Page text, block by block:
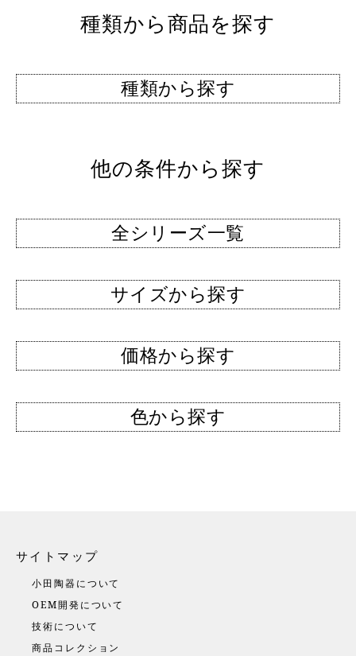
種類から商品を探す
種類から探す
他の条件から探す
全シリーズ一覧
サイズから探す
価格から探す
色から探す
サイトマップ
小田陶器について
OEM開発について
技術について
商品コレクション